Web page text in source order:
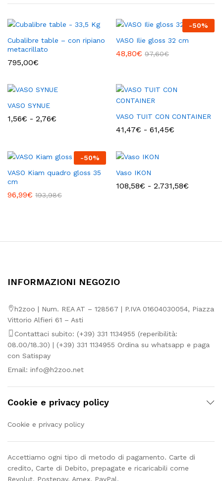
Cubalibre table – con ripiano
metacrillato
795,00€
-50%
VASO Ilie gloss 32 cm
48,80€ 97,60€
VASO SYNUE
1,56€ - 2,76€
1,56€
a
2,76€
VASO TUIT CON CONTAINER
41,47€ - 61,45€
-50%
VASO Kiam quadro gloss 35
cm
96,99€ 193,98€
Vaso IKON
108,58€ - 2.731,58€
INFORMAZIONI NEGOZIO
h2zoo | Num. REA AT – 128567 | P.IVA 01604030054, Piazza
Vittorio Alfieri 61 – Asti
Contattaci subito: (+39) 331 1134955 (reperibilità:
08.00/18.30) | (+39) 331 1134955 Ordina su whatsapp e paga
con Satispay
Email: info@h2zoo.net
Cookie e privacy policy
Cookie e privacy policy
Accettiamo ogni tipo di metodo di pagamento. Carte di
credito, Carte di Debito, prepagate e ricaricabili come
Revolut, Postepay, Amex, PayPal.